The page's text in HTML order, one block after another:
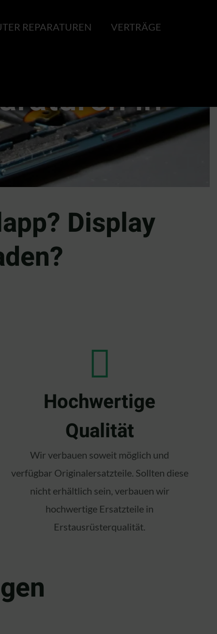
REPARATUREN VERTRÄGE
in
Display
Hochwertige
Qualität​
Wir verbauen soweit möglich und
verfügbar Originalersatzteile. Sollten diese
nicht erhältlich sein, verbauen wir
hochwertige Ersatzteile in
Erstausrüsterqualität.